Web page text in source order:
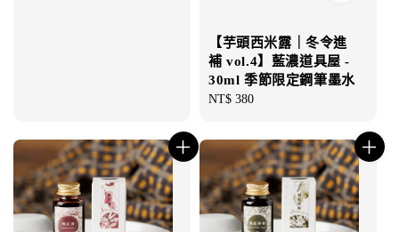
【芋頭西米露｜冬令進
補 vol.4】藍濃道具屋 -
30ml 季節限定鋼筆墨水
Regular
NT$ 380